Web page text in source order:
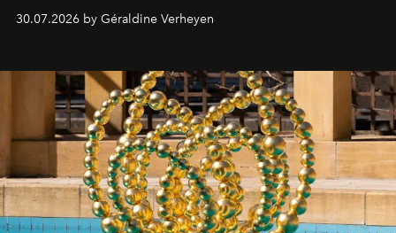
streamingplatformen verschijnen.
30.07.2026 by Géraldine Verheyen